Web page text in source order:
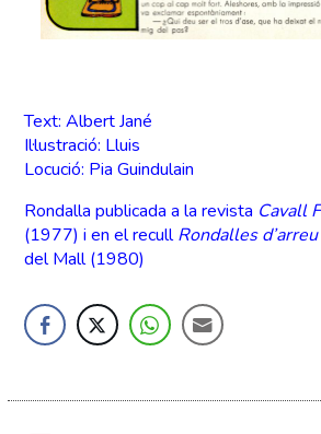
Text: Albert Jané
Il·lustració: Lluis
Locució: Pia Guindulain
Rondalla publicada a la revista Cavall
(1977) i en el recullRondalles
del Mall (1980)